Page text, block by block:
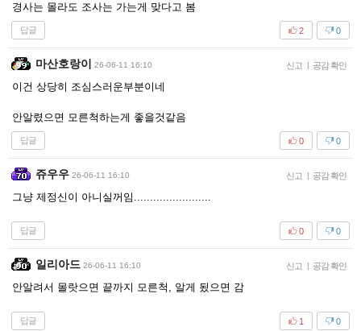
경사는 몰라도 조사는 가는게 맞다고 봄
답글 0
2
마산호랑이 26-06-11 16:10 신고 | 공감 확인
이건 상당히 조심스러운부분이네
안알렸으면 모른척하는게 좋을것같음
답글 0
0
쥬우우 26-06-11 16:10 신고 | 공감 확인
그냥 제정신이 아니실꺼임........................
답글 0
0
일리아드 26-06-11 16:10 신고 | 공감 확인
안알려서 몰랏으면 끝까지 모른척, 알게 됬으면 감
답글 0
1